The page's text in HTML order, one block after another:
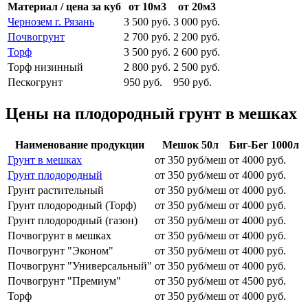
Материал / цена за куб от 10м3
от 20м3
Чернозем г. Рязань
3 500 руб. 3 000 руб.
Почвогрунт
2 700 руб. 2 200 руб.
Торф
3 500 руб. 2 600 руб.
Торф низинный
2 800 руб. 2 500 руб.
Пескогрунт
950 руб. 950 руб.
Цены на плодородный грунт в мешках
Наименование продукции Мешок 50л
Биг-Бег 1000л
Грунт в мешках
от 350 руб/меш от 4000 руб.
Грунт плодородный
от 350 руб/меш от 4000 руб.
Грунт растительный
от 350 руб/меш от 4000 руб.
Грунт плодородный (Торф)
от 350 руб/меш от 4000 руб.
Грунт плодородный (газон)
от 350 руб/меш от 4000 руб.
Почвогрунт в мешках
от 350 руб/меш от 4000 руб.
Почвогрунт "Эконом"
от 350 руб/меш от 4000 руб.
Почвогрунт "Универсальный" от 350 руб/меш от 4000 руб.
Почвогрунт "Премиум"
от 350 руб/меш от 4500 руб.
Торф
от 350 руб/меш от 4000 руб.